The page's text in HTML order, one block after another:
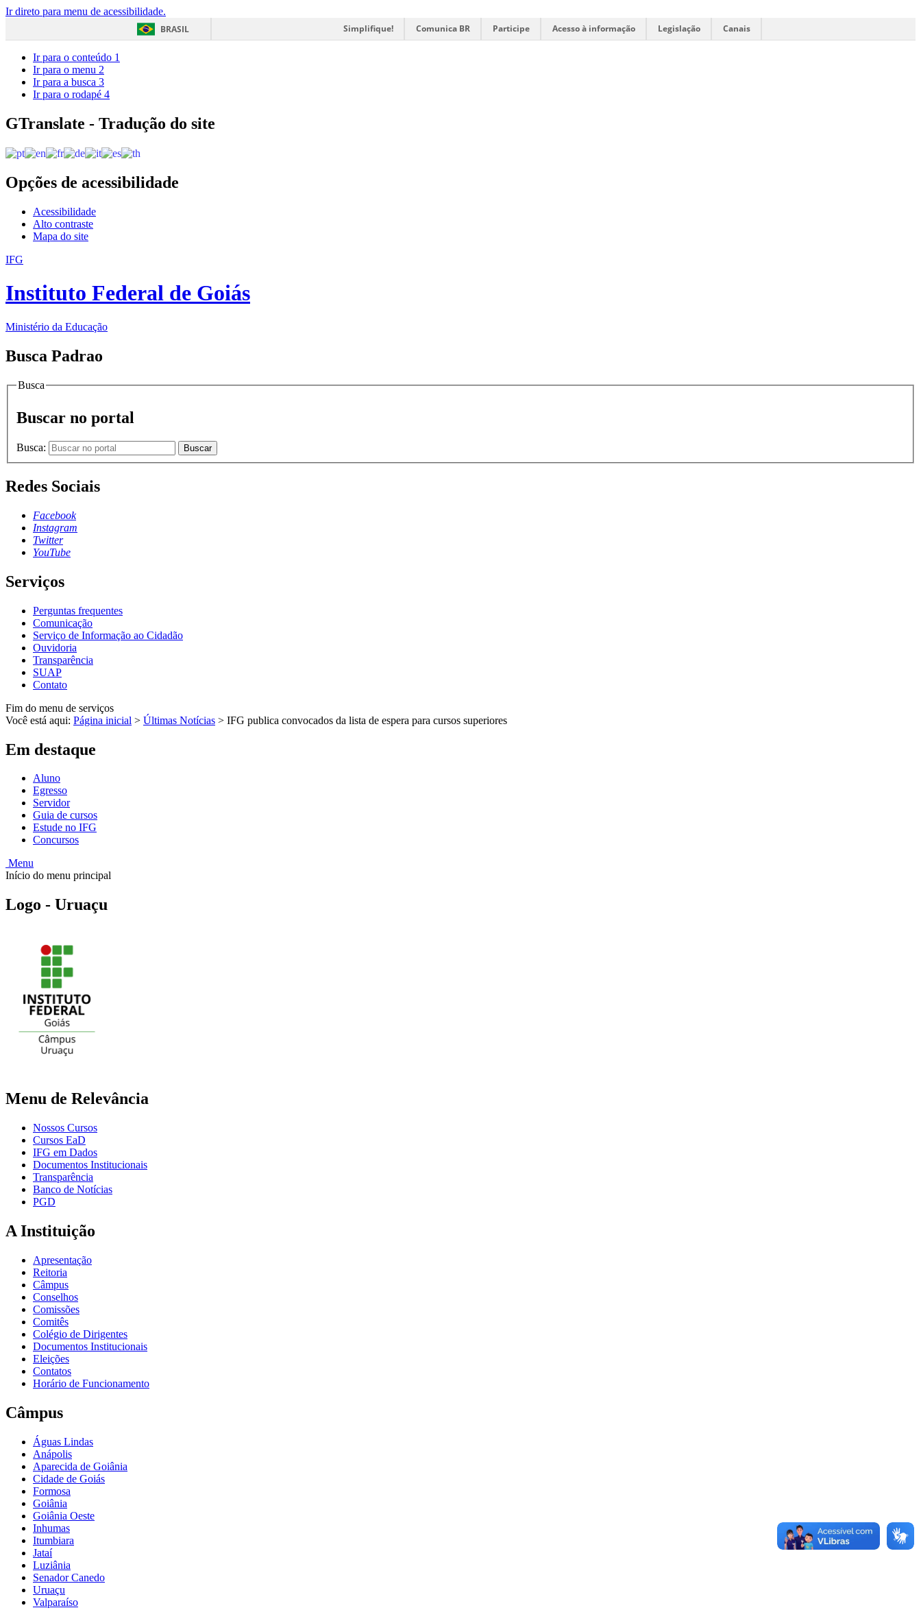
Ir direto para menu de acessibilidade.
BRASIL
Simplifique! Comunica BR Participe Acesso à informação Legislação Canais
Ir para o conteúdo 1
Ir para o menu 2
Ir para a busca 3
Ir para o rodapé 4
GTranslate - Tradução do site
Opções de acessibilidade
Acessibilidade
Alto contraste
Mapa do site
IFG
Instituto Federal de Goiás
Ministério da Educação
Busca Padrao
Busca
Buscar no portal
Busca: Buscar
Redes Sociais
Facebook
Instagram
Twitter
YouTube
Serviços
Perguntas frequentes
Comunicação
Serviço de Informação ao Cidadão
Ouvidoria
Transparência
SUAP
Contato
Fim do menu de serviços
Você está aqui: Página inicial > Últimas Notícias > IFG publica convocados da lista de espera para cursos superiores
Em destaque
Aluno
Egresso
Servidor
Guia de cursos
Estude no IFG
Concursos
Menu
Início do menu principal
Logo - Uruaçu
Menu de Relevância
Nossos Cursos
Cursos EaD
IFG em Dados
Documentos Institucionais
Transparência
Banco de Notícias
PGD
A Instituição
Apresentação
Reitoria
Câmpus
Conselhos
Comissões
Comitês
Colégio de Dirigentes
Documentos Institucionais
Eleições
Contatos
Horário de Funcionamento
Câmpus
Águas Lindas
Anápolis
Aparecida de Goiânia
Cidade de Goiás
Formosa
Goiânia
Goiânia Oeste
Inhumas
Itumbiara
Jataí
Luziânia
Senador Canedo
Uruaçu
Valparaíso